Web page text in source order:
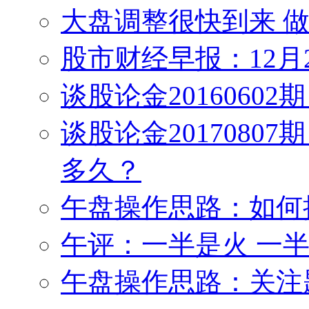
大盘调整很快到来
股市财经早报：12
谈股论金20160602
谈股论金20170807
多久？
午盘操作思路：如
午评：一半是火 一
午盘操作思路：关